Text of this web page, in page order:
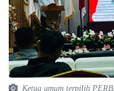
Ketua umum terpilih